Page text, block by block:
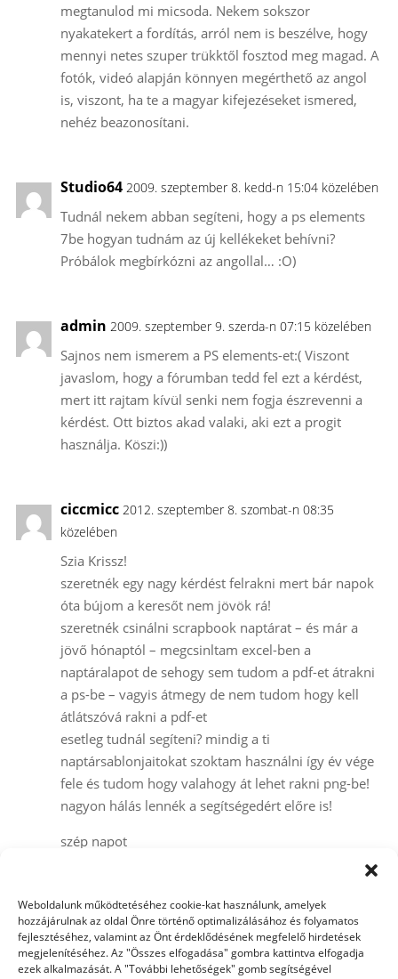
Weboldalunk működtetéséhez cookie-kat használunk, amelyek
hozzájárulnak az oldal Önre történő optimalizálásához és folyamatos
fejlesztéséhez, valamint az Önt érdeklődésének megfelelő hirdetések
megjelenítéséhez. Az "Összes elfogadása" gombra kattintva elfogadja
ezek alkalmazását. A "További lehetőségek" gomb segítségével
megtanulod mi micsoda. Nekem sokszor
nyakatekert a fordítás, arról nem is beszélve, hogy
mennyi netes szuper trükktől fosztod meg magad. A
fotók, videó alapján könnyen megérthető az angol
is, viszont, ha te a magyar kifejezéseket ismered,
nehéz beazonosítani.
Studio64 2009. szeptember 8. kedd-n 15:04 közelében
Tudnál nekem abban segíteni, hogy a ps elements
7be hogyan tudnám az új kellékeket behívni?
Próbálok megbírkózni az angollal… :O)
admin 2009. szeptember 9. szerda-n 07:15 közelében
Sajnos nem ismerem a PS elements-et:( Viszont
javaslom, hogy a fórumban tedd fel ezt a kérdést,
mert itt rajtam kívül senki nem fogja észrevenni a
kérdést. Ott biztos akad valaki, aki ezt a progit
használja. Köszi:))
ciccmicc 2012. szeptember 8. szombat-n 08:35
közelében
Szia Krissz!
szeretnék egy nagy kérdést felrakni mert bár napok
óta bújom a keresőt nem jövök rá!
szeretnék csinálni scrapbook naptárat – és már a
jövő hónaptól – megcsinltam excel-ben a
naptáralapot de sehogy sem tudom a pdf-et átrakni
a ps-be – vagyis átmegy de nem tudom hogy kell
átlátszóvá rakni a pdf-et
esetleg tudnál segíteni? mindig a ti
naptársablonjaitokat szoktam használni így év vége
fele és tudom hogy valahogy át lehet rakni png-be!
nagyon hálás lennék a segítségedért előre is!
szép napot
Trackbacks/Pingbacks
Digitális scrapbook múltja | 7szindizajn.hu- [...] 2008-tól